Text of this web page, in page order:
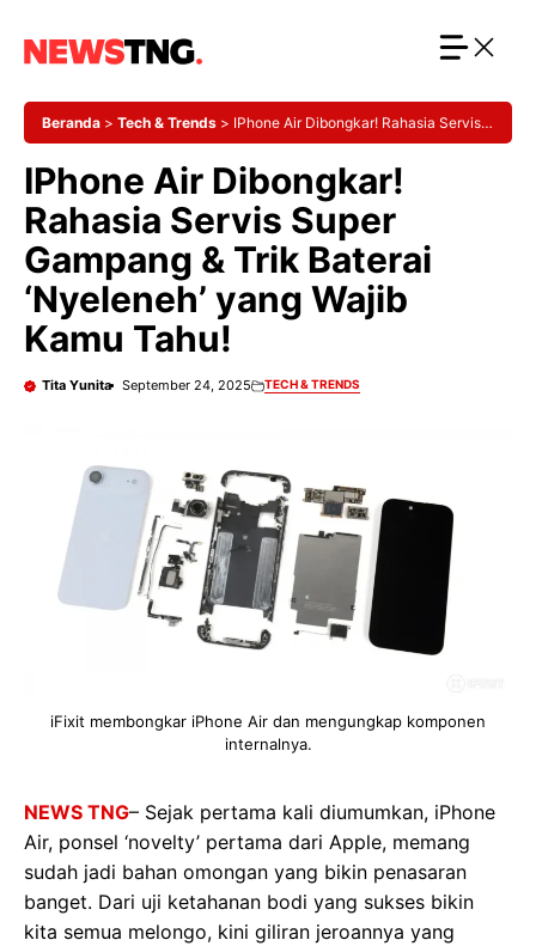
Beranda > Tech & Trends > IPhone Air Dibongkar! Rahasia Servis
IPhone Air Dibongkar!
Rahasia Servis Super
Gampang & Trik Baterai
‘Nyeleneh’ yang Wajib
Kamu Tahu!
Tita Yunita September 24, 2025 TECH & TRENDS
iFixit membongkar iPhone Air dan mengungkap komponen
internalnya.
NEWS TNG– Sejak pertama kali diumumkan, iPhone
Air, ponsel ‘novelty’ pertama dari Apple, memang
sudah jadi bahan omongan yang bikin penasaran
banget. Dari uji ketahanan bodi yang sukses bikin
kita semua melongo, kini giliran jeroannya yang